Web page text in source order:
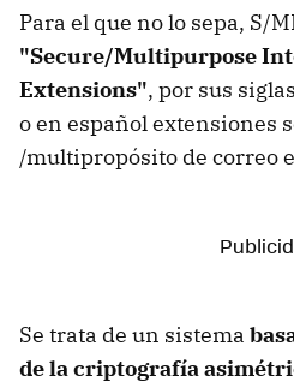
Para el que no lo sepa, S/
"Secure/Multipurpose
Extensions", por sus
o en español extensiones
/multipropósito de correo
Se trata de un sistema
de la criptografía